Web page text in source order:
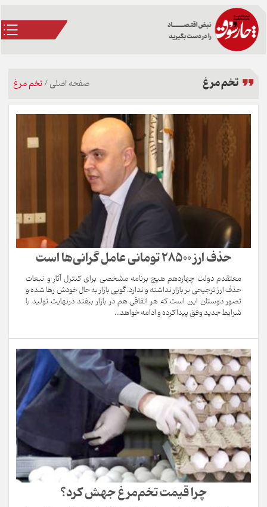
تخم مرغ صفحه اصلی/تخم مرغ
حذف ارز 28500 تومانی عامل گرانی‌ها است
معتقدم دولت چهاردهم هیچ برنامه مشخصی برای کنترل آثار و تبعات
حذف ارز ترجیحی بر بازار نداشته و ندارد. گویی بازار به حال خودش رها شده و
تصور دوستان این است که هر اتفاقی هم در بازار بیفتد درنهایت تولید با
شرایط جدید وفق پیدا کرده و ادامه خواهد...
چرا قیمت تخم‌مرغ جهش کرد؟